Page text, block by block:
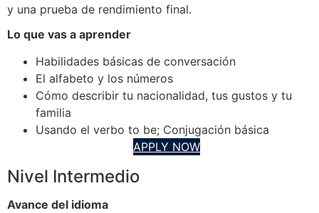
y una prueba de rendimiento final.
Lo que vas a aprender
Habilidades básicas de conversación
El alfabeto y los números
Cómo describir tu nacionalidad, tus gustos y tu
familia
Usando el verbo to be; Conjugación básica
APPLY NOW
Nivel Intermedio
Avance del idioma